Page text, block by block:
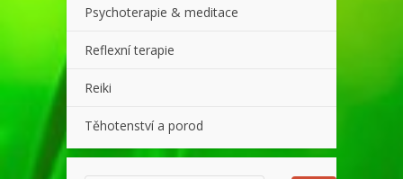
Psychoterapie & meditace
Reflexní terapie
Reiki
Těhotenství a porod